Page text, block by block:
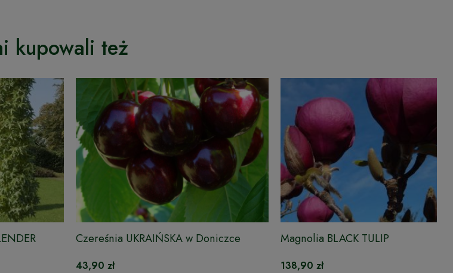
kupowali też
Czereśnia UKRAIŃSKA w Doniczce
43,90 zł
Magnolia BLACK TULIP
138,90 zł